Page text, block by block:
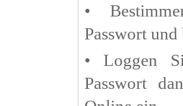
•
Passwort und
• Loggen
Passwort